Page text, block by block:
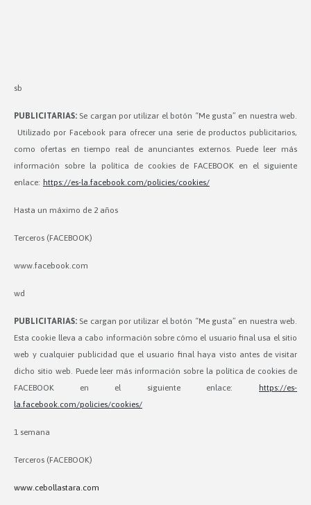
sb
PUBLICITARIAS: Se cargan por utilizar el botón “Me gusta” en nuestra web.
Utilizado por Facebook para ofrecer una serie de productos publicitarios,
como ofertas en tiempo real de anunciantes externos. Puede leer más
información sobre la política de cookies de FACEBOOK en el siguiente
enlace: https://es-la.facebook.com/policies/cookies/
Hasta un máximo de 2 años
Terceros (FACEBOOK)
www.facebook.com
wd
PUBLICITARIAS: Se cargan por utilizar el botón “Me gusta” en nuestra web.
Esta cookie lleva a cabo información sobre cómo el usuario final usa el sitio
web y cualquier publicidad que el usuario final haya visto antes de visitar
dicho sitio web. Puede leer más información sobre la política de cookies de
FACEBOOK en el siguiente enlace:
https://es-
la.facebook.com/policies/cookies/
1 semana
Terceros (FACEBOOK)
www.cebollastara.com